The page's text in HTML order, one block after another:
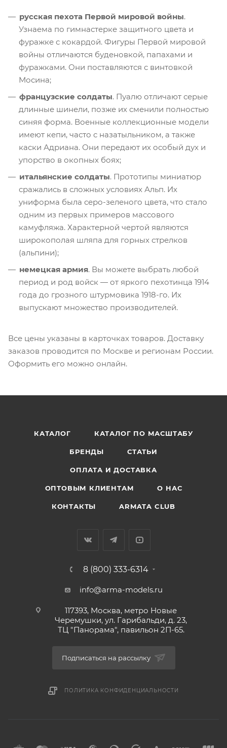
русская пехота Первой мировой войны.
Узнаема по гимнастерке защитного цвета и
фуражке с кокардой. Фигуры Первой мировой
войны отличаются буденовкой, папахами и
фуражками. Они поставляются с винтовкой
Мосина;
французские солдаты. Пуалю отличают серые
длинные шинели, позже их сменили полностью
синяя форма. Военные коллекционные модели
имеют кепи, часто с назатыльником, а также
каски Адриана. Они передают их особый дух и
упорство в окопных боях;
итальянские солдаты. Прототипы миниатюр
сражались в сложных условиях Альп. Их
униформа была серо-зеленого цвета, что стало
одним из первых примеров массового
камуфляжа. Характерной чертой являются
широкополая шляпа для горных стрелков
(альпини);
немецкая армия. Вы можете выбрать любой
период и род войск — от яркого пехотинца 1914
года до грозного штурмовика 1918-го. Их
выпускают множество производителей.
Все цены указаны в карточках товаров. Доставку
заказов проводится по Москве и регионам России.
Оформить его можно онлайн.
КАТАЛОГ КАТАЛОГ ПО МАСШТАБУ
БРЕНДЫ СТАТЬИ
ОПЛАТА И ДОСТАВКА
ОПТОВЫМ КЛИЕНТАМ О НАС
КОНТАКТЫ ARMATA CLUB
8 (800) 333-6314
info@arma-models.ru
117393, Москва, метро Новые
Черемушки, ул. Гарибальди, д. 23,
ТЦ "Панорама", павильон 2П-65.
Подписаться на рассылку
ПОЛИТИКА КОНФИДЕНЦИАЛЬНОСТИ